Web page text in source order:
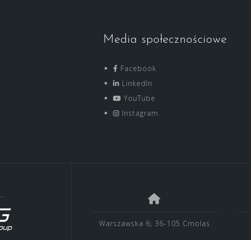
Media społecznościowe
Facebook
LinkedIn
YouTube
Instagram
Warszawska 6; 36-105 Cmolas